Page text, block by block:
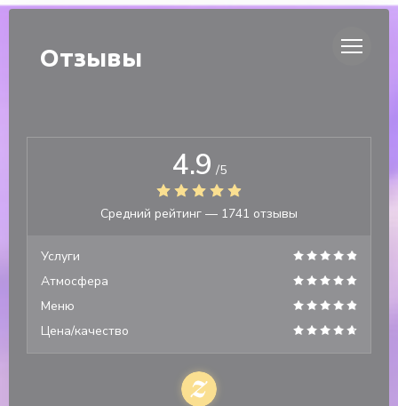
Панель управления cookies
DUETTO
Отзывы
4.9 /5
Средний рейтинг — 1741 отзывы
Услуги
Атмосфера
Меню
Цена/качество